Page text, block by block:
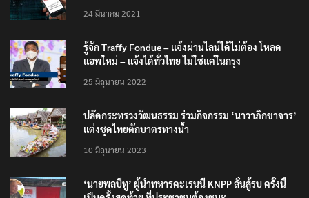
24 มีนาคม 2021
รู้จัก Traffy Fondue – แจ้งผ่านไลน์ได้ไม่ต้อง โหลด
แอพใหม่ – แจ้งได้ทั่วไทย ไม่ใช่แค่ในกรุง
25 มิถุนายน 2022
ปลัดกระทรวงวัฒนธรรม ร่วมกิจกรรม ‘นาวาภิกขาจาร’
แต่งชุดไทยตักบาตรทางน้ำ
10 มิถุนายน 2023
‘นายพลบีทู’ ผู้นำทหารคะเรนนี KNPP ลั่นสู้รบ ครั้งนี้